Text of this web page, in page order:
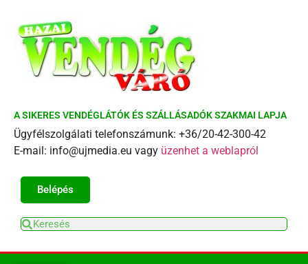
A SIKERES VENDÉGLÁTÓK ÉS SZÁLLÁSADÓK SZAKMAI LAPJA
Ügyfélszolgálati telefonszámunk: +36/20-42-300-42
E-mail: info@ujmedia.eu vagy üzenhet a weblapról
Belépés